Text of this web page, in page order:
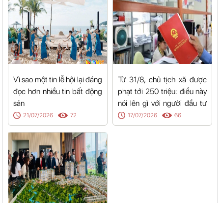
Vì sao một tin lễ hội lại đáng
đọc hơn nhiều tin bất động
sản
21/07/2026 72
Từ 31/8, chủ tịch xã được
phạt tới 250 triệu: điều này
nói lên gì với người đầu tư
đất?17/07/2026 66